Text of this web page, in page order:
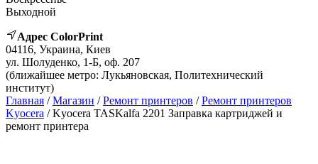
Выходной
Адрес ColorPrint
04116, Украина, Киев
ул. Шолуденко, 1-Б, оф. 207
(ближайшее метро: Лукьяновская, Политехнический
институт)
Главная /Магазин /Ремонт принтеров /Ремонт принтеров
Kyocera / Kyocera TASKalfa 2201 Заправка картриджей и
ремонт принтера